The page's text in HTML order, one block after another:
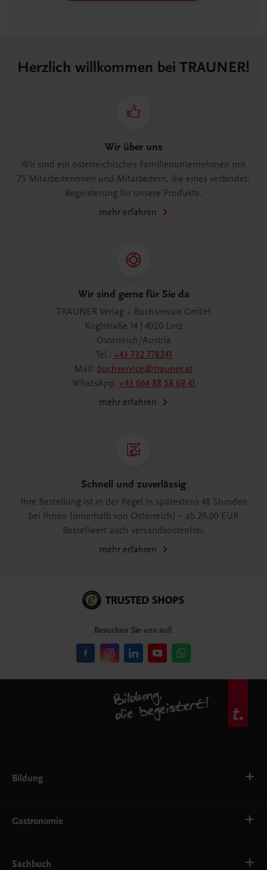
Herzlich willkommen bei TRAUNER!
Wir über uns
Wir sind ein österreichisches Familienunternehmen mit
75 Mitarbeiterinnen und Mitarbeitern, die eines verbindet:
Begeisterung für unsere Produkte.
mehr erfahren
Wir sind gerne für Sie da
TRAUNER Verlag + Buchservice GmbH
Köglstraße 14 | 4020 Linz
Österreich/Austria
Tel.: +43 732 778241
Mail: buchservice@trauner.at
WhatsApp: +43 664 88 58 69 41
mehr erfahren
Schnell und zuverlässig
Ihre Bestellung ist in der Regel in spätestens 48 Stunden
bei Ihnen (innerhalb von Österreich) – ab 29,00 EUR
Bestellwert auch versandkostenfrei.
mehr erfahren
Besuchen Sie uns auf:
Bildung
AHS
EWF/ZWF
Gastronomie
Getränke
Sachbuch